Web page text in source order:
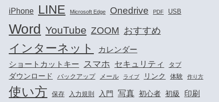
iPhone LINE Microsoft Edge Onedrive PDF USB
Word YouTube ZOOM おすすめ
インターネット
カレンダー
ショートカットキー
スマホ セキュリティ タブ
ダウンロード バックアップ メール ライブ リンク 体験 作り方
使い方 保存 入力規則 入門 写真 初心者 初級 印刷